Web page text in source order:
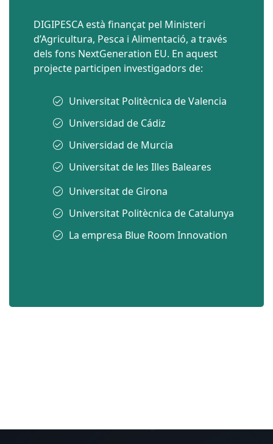
DIGIPESCA està finançat pel Ministeri
d’Agricultura, Pesca i Alimentació, a través
dels fons NextGeneration EU. En aquest
projecte participen investigadors de:
Universitat Politècnica de Valencia
Universidad de Cádiz
Universidad de Murcia
Universitat de les Illes Baleares
Universitat de Girona
Universitat Politècnica de Catalunya
La empresa Blue Room Innovation